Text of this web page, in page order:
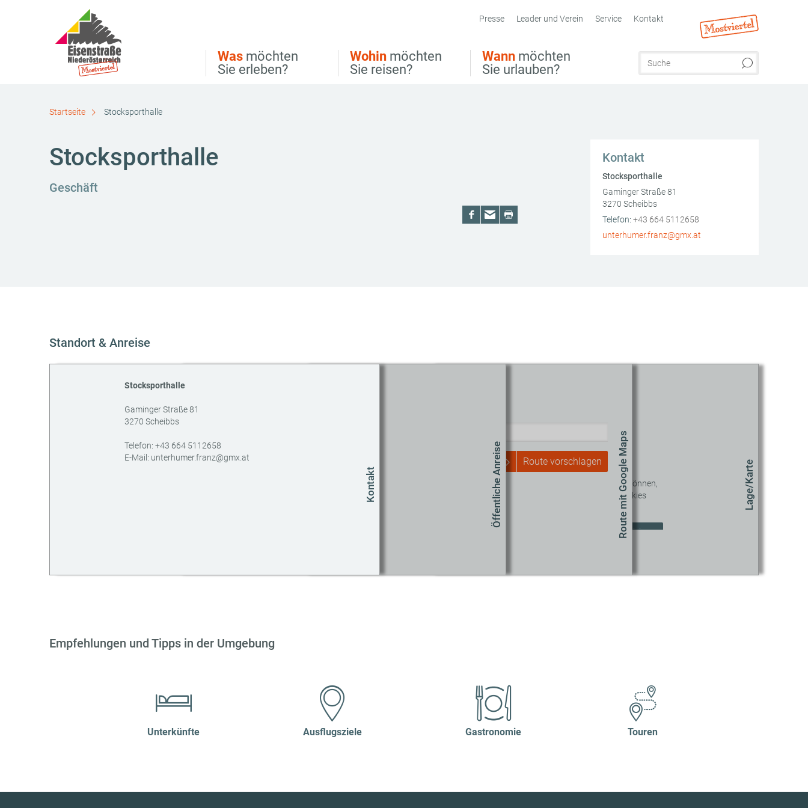
Direkt zur Volltextsuche
Direkt zum Inhalt
Was möchten
Sie erleben?
Wohin möchten
Sie reisen?
Wann möchten
Sie urlauben?
Presse Leader und Verein Service Kontakt
Startseite Stocksporthalle
Stocksporthalle
Geschäft
Kontakt
Stocksporthalle
Gaminger Straße 81
3270 Scheibbs
AT
Telefon: +43 664 5112658
unterhumer.franz@gmx.at
Standort & Anreise
Kontakt
Stocksporthalle
Gaminger Straße 81
3270 Scheibbs
Telefon: +43 664 5112658
E-Mail: unterhumer.franz@gmx.at Öffentliche Anreise Route mit Google Maps
Route vorschlagen Lage/Karte
Um diesen Inhalt sehen zu können,
müssen Sie unseren Cookies
Cookie-Einstellungen aktualisieren
Empfehlungen und Tipps in der Umgebung
Unterkünfte Ausflugsziele Gastronomie Touren